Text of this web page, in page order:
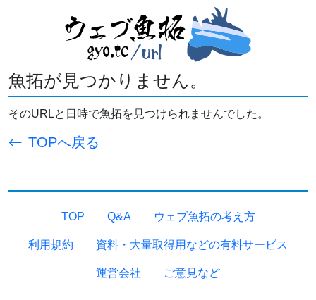
魚拓が見つかりません。
そのURLと日時で魚拓を見つけられませんでした。
TOPへ戻る
TOP Q&A ウェブ魚拓の考え方
利用規約 資料・大量取得用などの有料サービス
運営会社 ご意見など